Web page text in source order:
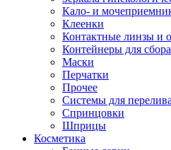
Кало- и
Клеенки
Контактные линзы и
Контейнеры для
Маски
Перчатки
Прочее
Системы для
Спринцовки
Шприцы
Косметика